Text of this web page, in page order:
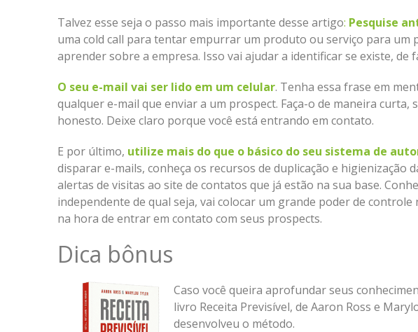
Talvez esse seja o passo mais importante desse artigo: Pesquise
uma cold call para tentar empurrar um produto ou serviço para um
aprender sobre a empresa. Isso vai ajudar a identificar se existe, de
O seu e-mail vai ser lido em um celular. Tenha essa frase em
qualquer e-mail que enviar a um prospect. Faça-o de maneira curta,
honesto. Deixe claro porque você está entrando em contato.
E por último, utilize mais do que o básico do seu sistema de
disparar e-mails, conheça os recursos de duplicação e higienização
alertas de visitas ao site de contatos que já estão na sua base.
independente de qual seja, vai colocar um grande poder de
na hora de entrar em contato com seus prospects.
Dica bônus
Caso você queira aprofundar seus
livro Receita Previsível, de Aaron Ross e
desenvolveu o método.